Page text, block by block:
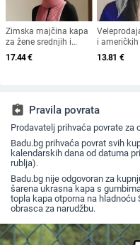
Zimska majčina kapa
za žene srednjih i
starijih godina, pletena
od zečjeg krzna,
za umivaonik
17.44€
i
ljetnih
kapa s
13.81 €
assignment_return Pravila povrata
Prodavatelj prihvaća povrate za
Badu.bg prihvaća povrat svih
kalendarskih dana od datuma
rublja).
Badu.bg nije odgovoran za
šarena ukrasna kapa s
topla kapa otporna na hladnoću
obrasca za narudžbu.